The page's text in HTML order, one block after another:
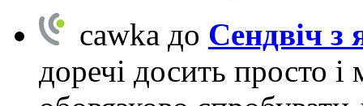
cawka до Сендвіч з
доречі досить просто